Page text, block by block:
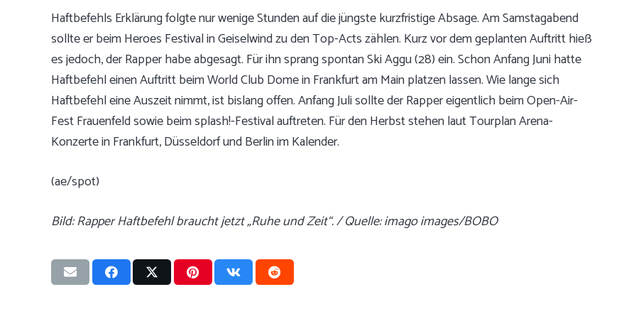
Haftbefehls Erklärung folgte nur wenige Stunden auf die jüngste kurzfristige Absage. Am Samstagabend
sollte er beim Heroes Festival in Geiselwind zu den Top-Acts zählen. Kurz vor dem geplanten Auftritt hieß
es jedoch, der Rapper habe abgesagt. Für ihn sprang spontan Ski Aggu (28) ein. Schon Anfang Juni hatte
Haftbefehl einen Auftritt beim World Club Dome in Frankfurt am Main platzen lassen. Wie lange sich
Haftbefehl eine Auszeit nimmt, ist bislang offen. Anfang Juli sollte der Rapper eigentlich beim Open-Air-
Fest Frauenfeld sowie beim splash!-Festival auftreten. Für den Herbst stehen laut Tourplan Arena-
Konzerte in Frankfurt, Düsseldorf und Berlin im Kalender.
(ae/spot)
Bild: Rapper Haftbefehl braucht jetzt „Ruhe und Zeit“. / Quelle: imago images/BOBO